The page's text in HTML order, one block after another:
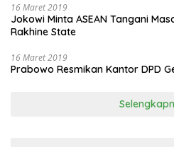
16 Maret 2019
Jokowi Minta ASEAN Tangani
Rakhine State
16 Maret 2019
Prabowo Resmikan Kantor DPD